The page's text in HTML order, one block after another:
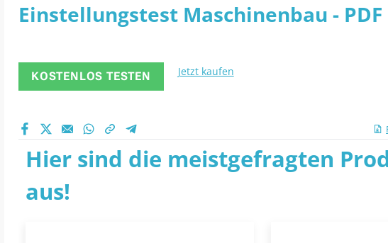
Einstellungstest Maschinenbau - PDF
KOSTENLOS TESTEN Jetzt kaufen
Hier sind die meistgefragten
aus!